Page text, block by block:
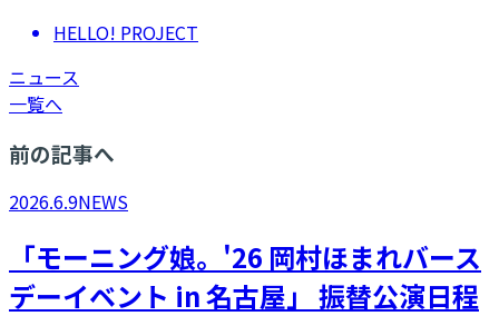
HELLO! PROJECT
ニュース
一覧へ
前の記事へ
2026.6.9NEWS
「モーニング娘。'26 岡村ほまれバース
デーイベント in 名古屋」 振替公演日程